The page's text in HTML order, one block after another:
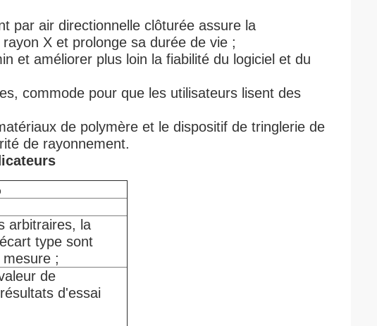
par air directionnelle clôturée assure la
X et prolonge sa durée de vie ;
et améliorer plus loin la fiabilité du logiciel et du
commode pour que les utilisateurs lisent des
de polymère et le dispositif de tringlerie de
de rayonnement.
arbitraires, la
type sont
;
de
d'essai